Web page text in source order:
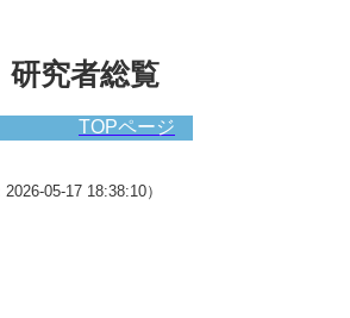
研究者総覧
TOPページ
05-17 18:38:10）